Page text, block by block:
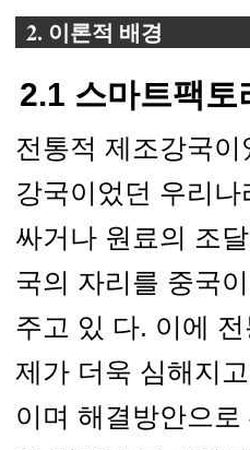
2. 이론적 배경
2.1 스마트팩토
전통적 제조강국
강국이었던 우리
싸거나 원료의 조
국의 자리를 중국
주고 있 다. 이에
제가 더욱 심해지
이며 해결방안으